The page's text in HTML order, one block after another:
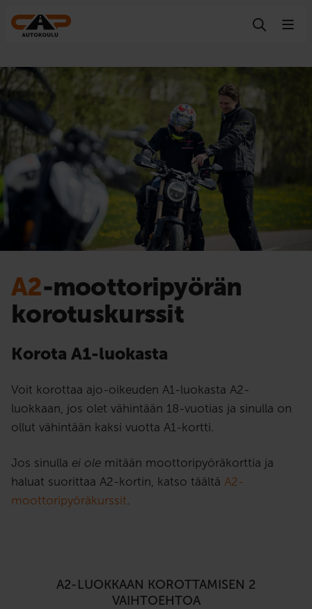
A2-moottoripyörän
korotuskurssit
Korota A1-luokasta
Voit korottaa ajo-oikeuden A1-luokasta A2-
luokkaan, jos olet vähintään 18-vuotias ja sinulla on
ollut vähintään kaksi vuotta A1-kortti.
Jos sinulla ei ole mitään moottoripyöräkorttia ja
haluat suorittaa A2-kortin, katso täältä A2-
moottoripyöräkurssit
A2-LUOKKAAN KOROTTAMISEN 2
VAIHTOEHTOA